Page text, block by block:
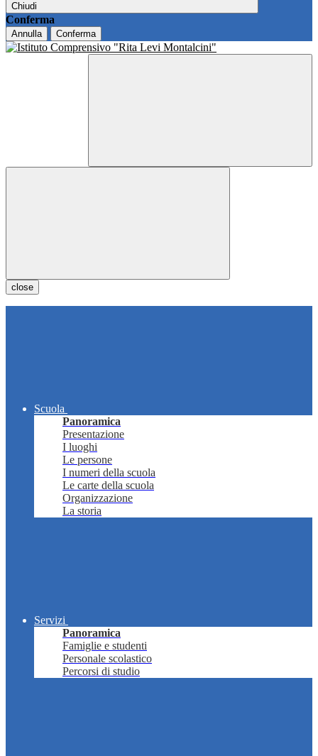
Chiudi
Conferma
Annulla Conferma
close
Scuola
Panoramica
Presentazione
I luoghi
Le persone
I numeri della scuola
Le carte della scuola
Organizzazione
La storia
Servizi
Panoramica
Famiglie e studenti
Personale scolastico
Percorsi di studio